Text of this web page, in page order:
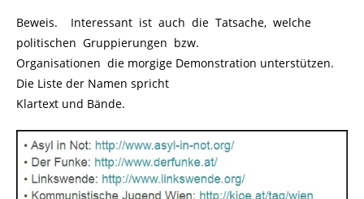
Beweis. Interessant ist auch die Tatsache, welche
politischen Gruppierungen bzw.
Organisationen die morgige Demonstration unterstützen.
Die Liste der Namen spricht
Klartext und Bände.